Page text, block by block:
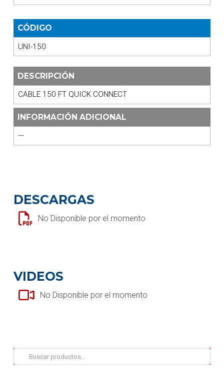
CÓDIGO
UNI-150
DESCRIPCIÓN
CABLE 150 FT QUICK CONNECT
INFORMACIÓN ADICIONAL
---
DESCARGAS
No Disponible por el momento
VIDEOS
No Disponible por el momento
Buscar
por: